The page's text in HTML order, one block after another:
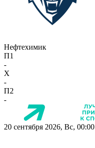
Нефтехимик
П1
-
X
-
П2
-
20 сентября 2026, Вс, 00:00